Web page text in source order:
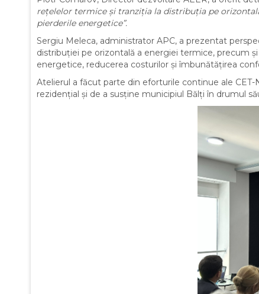
rețelelor termice și tranziția la distribuția pe
pierderile energetice”.
Sergiu Meleca, administrator APC, a prezentat
distribuției pe orizontală a energiei termice, precum
energetice, reducerea costurilor și îmbunătățirea
Atelierul a făcut parte din eforturile continue ale
rezidențial și de a susține municipiul Bălți în drumul